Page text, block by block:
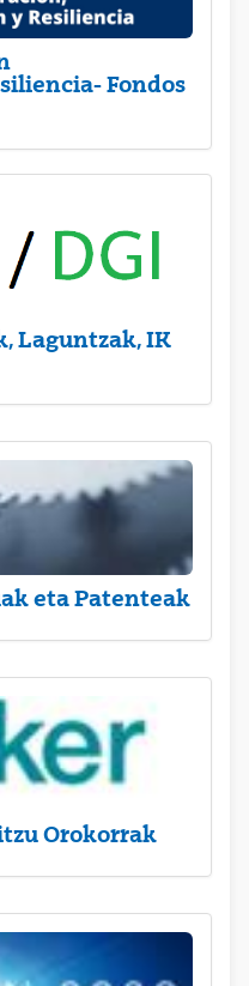
Fondos
Laguntzak, IK
eta Patenteak
Orokorrak